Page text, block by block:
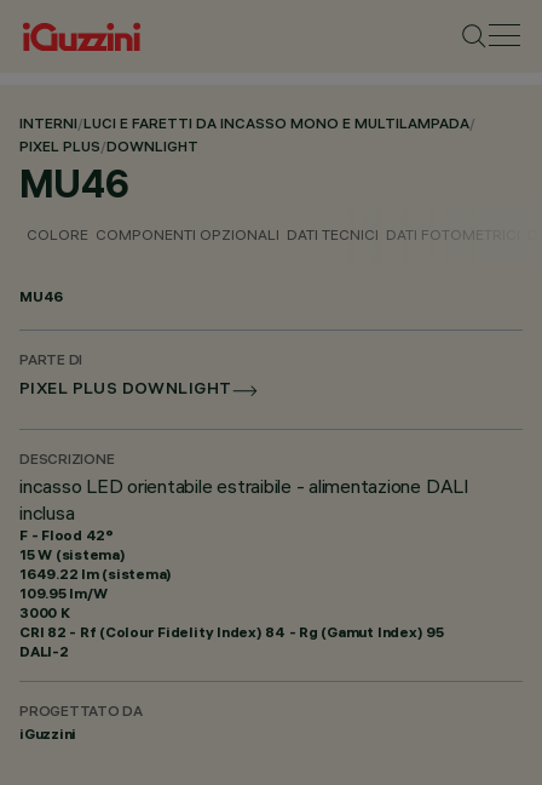
INTERNI/LUCI E FARETTI DA INCASSO MONO E MULTILAMPADA/
PIXEL PLUS/DOWNLIGHT
MU46
COLORE COMPONENTI OPZIONALI DATI TECNICI DATI FOTOMETRICI
MU46
PARTE DI
PIXEL PLUS DOWNLIGHT
DESCRIZIONE
incasso LED orientabile estraibile - alimentazione DALI
inclusa
F - Flood 42°
15 W (sistema)
1649.22 lm (sistema)
109.95 lm/W
3000 K
CRI 82 - Rf (Colour Fidelity Index) 84 - Rg (Gamut Index) 95
DALI-2
PROGETTATO DA
iGuzzini